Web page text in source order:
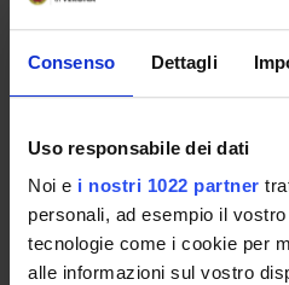
Consenso Dettagli
Uso responsabile dei dati
Noi e i nostri 1022 partner
personali, ad esempio il
tecnologie come i cookie per
alle informazioni sul vostro
Programme Director
Stefano Ugel
Department